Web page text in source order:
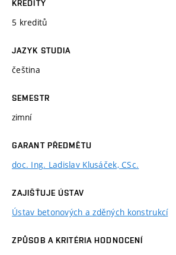
KREDITY
5 kreditů
JAZYK STUDIA
čeština
SEMESTR
zimní
GARANT PŘEDMĚTU
doc. Ing. Ladislav Klusáček, CSc.
ZAJIŠŤUJE ÚSTAV
Ústav betonových a zděných konstrukcí
ZPŮSOB A KRITÉRIA HODNOCENÍ